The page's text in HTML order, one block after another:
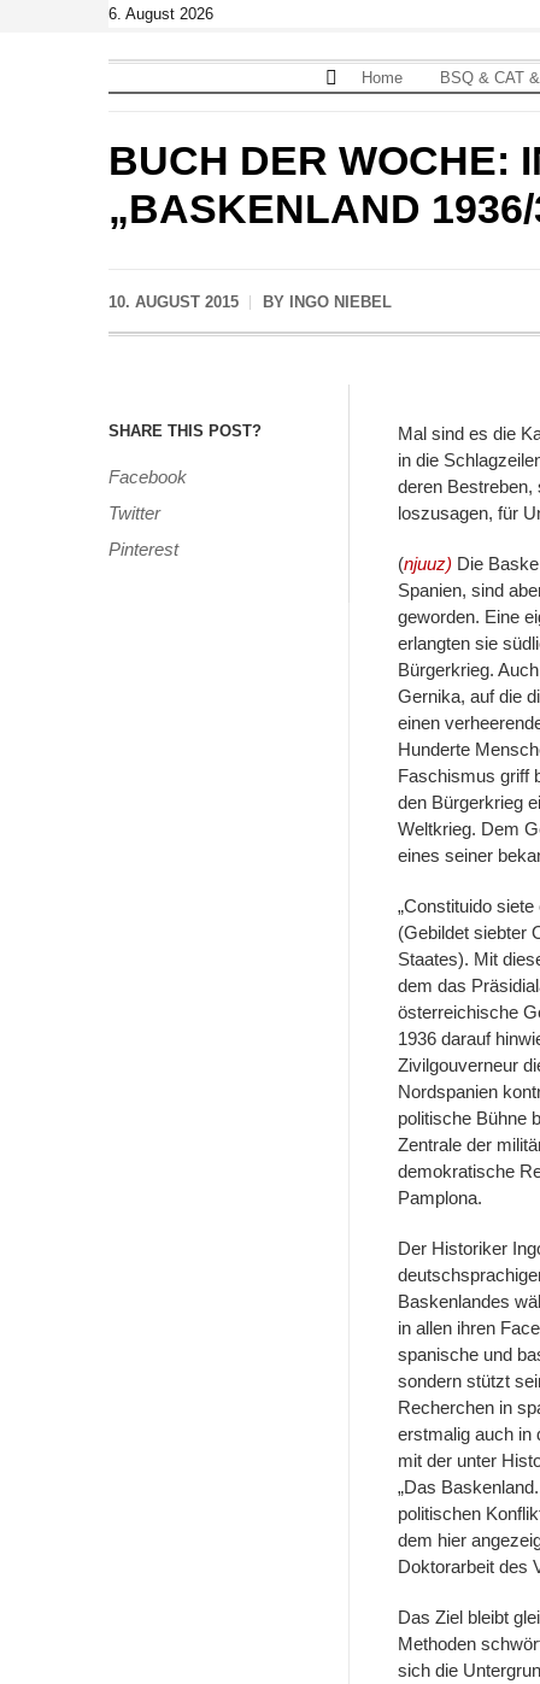
6. August 2026
Home BSQ & CAT
BUCH DER WOCHE:
„BASKENLAND
10. AUGUST 2015 BY INGO NIEBEL
SHARE THIS POST?
Facebook
Twitter
Pinterest
Mal sind es die
in die
deren
loszusagen, für
(njuuz) Die
Spanien, sind
geworden. Eine
erlangten sie
Bürgerkrieg.
Gernika, auf die
einen
Hunderte
Faschismus griff
den Bürgerkrieg
Weltkrieg. Dem
eines seiner
„Constituido
(Gebildet siebter
Staates). Mit
dem das
österreichische
1936 darauf
Zivilgouverneur
Nordspanien
politische Bühne
Zentrale der
demokratische
Pamplona.
Der Historiker
Baskenlandes
in allen ihren
spanische und
sondern stützt
Recherchen in
erstmalig auch in
mit der unter
„Das
politischen
dem hier
Doktorarbeit des
Das Ziel bleibt
Methoden
sich die